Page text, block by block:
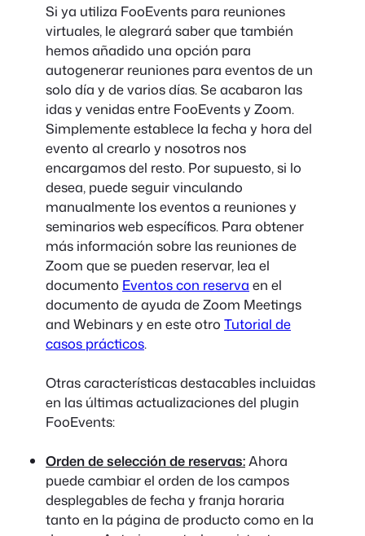
Si ya utiliza FooEvents para reuniones
virtuales, le alegrará saber que también
hemos añadido una opción para
autogenerar reuniones para eventos de un
solo día y de varios días. Se acabaron las
idas y venidas entre FooEvents y Zoom.
Simplemente establece la fecha y hora del
evento al crearlo y nosotros nos
encargamos del resto. Por supuesto, si lo
desea, puede seguir vinculando
manualmente los eventos a reuniones y
seminarios web específicos. Para obtener
más información sobre las reuniones de
Zoom que se pueden reservar, lea el
documento Eventos con reserva en el
documento de ayuda de Zoom Meetings
and Webinars y en este otro Tutorial de
casos prácticos.
Otras características destacables incluidas
en las últimas actualizaciones del plugin
FooEvents:
Orden de selección de reservas:Ahora
puede cambiar el orden de los campos
desplegables de fecha y franja horaria
tanto en la página de producto como en la